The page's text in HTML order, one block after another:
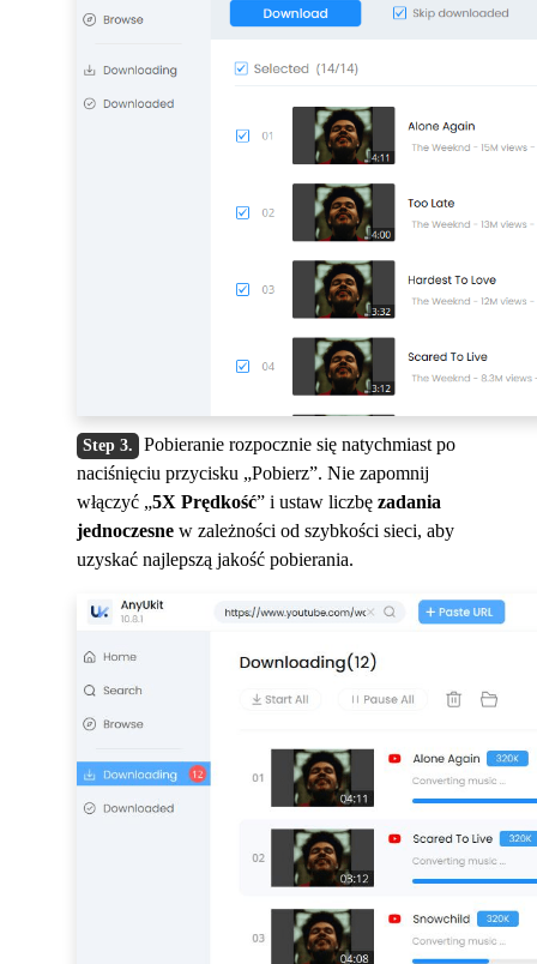
Pobieranie rozpocznie się natychmiast po
naciśnięciu przycisku „Pobierz”. Nie zapomnij
włączyć „5X Prędkość” i ustaw liczbę zadania
jednoczesne w zależności od szybkości sieci, aby
uzyskać najlepszą jakość pobierania.